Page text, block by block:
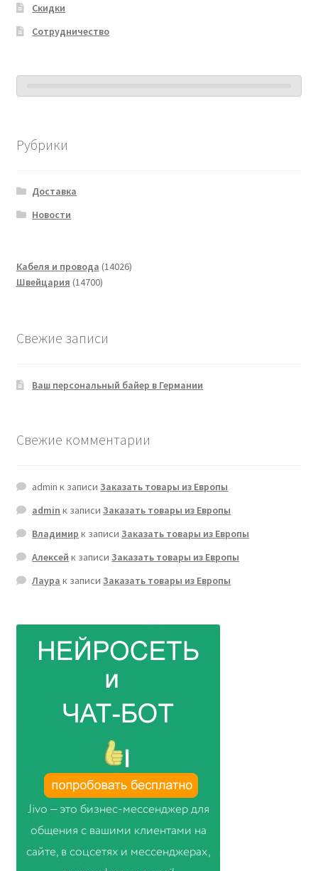
Скидки
Сотрудничество
Рубрики
Доставка
Новости
Кабеля и провода 1402614026
Швейцария 1470014700
Свежие записи
Ваш персональный байер в Германии
Свежие комментарии
admin к записиЗаказать товары из Европы
admin к записиЗаказать товары из Европы
Владимир к записиЗаказать товары из Европы
Алексей к записиЗаказать товары из Европы
Лаура к записиЗаказать товары из Европы